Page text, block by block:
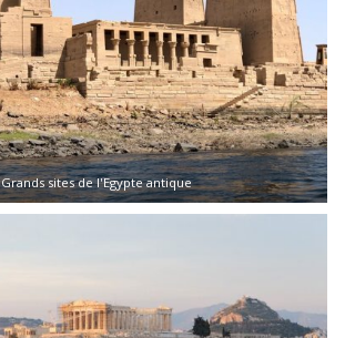
Grands sites de l'Egypte antique